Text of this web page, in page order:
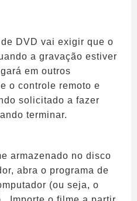
DVD vai exigir que o
a gravação estiver
em outros
o controle remoto e
solicitado a fazer
terminar.
armazenado no disco
abra o programa de
(ou seja, o